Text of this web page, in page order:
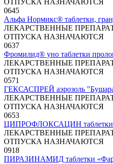
ОТПУСКА НАЗНАЧАЮТСЯ
0645
Альфа Нормикс® таблетки,
ЛЕКАРСТВЕННЫЕ
ОТПУСКА НАЗНАЧАЮТСЯ
0637
Фромилид® уно таблетки
ЛЕКАРСТВЕННЫЕ
ОТПУСКА НАЗНАЧАЮТСЯ
0571
ГЕКСАСПРЕЙ аэрозоль
ЛЕКАРСТВЕННЫЕ
ОТПУСКА НАЗНАЧАЮТСЯ
0653
ЦИПРОФЛОКСАЦИН таблетки
ЛЕКАРСТВЕННЫЕ
ОТПУСКА НАЗНАЧАЮТСЯ
0918
ПИРАЗИНАМИД таблетки